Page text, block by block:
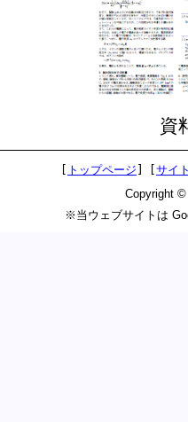
資
トップページ
サイ
Copyright
※当ウェブサイトは